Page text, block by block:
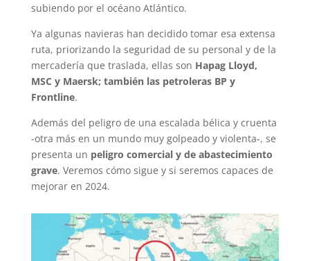
subiendo por el océano Atlántico.
Ya algunas navieras han decidido tomar esa extensa
ruta, priorizando la seguridad de su personal y de la
mercadería que traslada, ellas son Hapag Lloyd,
MSC y Maersk; también las petroleras BP y
Frontline.
Además del peligro de una escalada bélica y cruenta
-otra más en un mundo muy golpeado y violenta-, se
presenta un peligro comercial y de abastecimiento
grave. Veremos cómo sigue y si seremos capaces de
mejorar en 2024.